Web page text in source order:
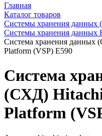
Главная
Каталог товаров
Системы хранения
Системы хранения данных
Система хранения данных
Platform (VSP) E590
Система
(СХД)
Platform